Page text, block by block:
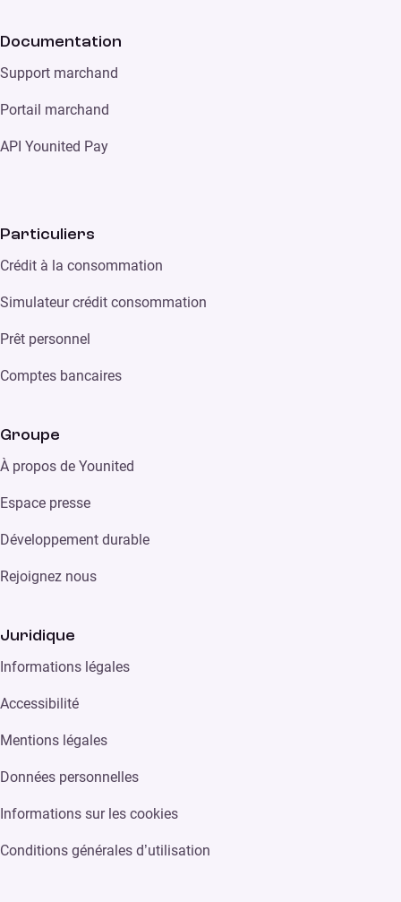
Documentation
Support marchand
Portail marchand
API Younited Pay
Particuliers
Crédit à la consommation
Simulateur crédit consommation
Prêt personnel
Comptes bancaires
Groupe
À propos de Younited
Espace presse
Développement durable
Rejoignez nous
Juridique
Informations légales
Accessibilité
Mentions légales
Données personnelles
Informations sur les cookies
Conditions générales d’utilisation